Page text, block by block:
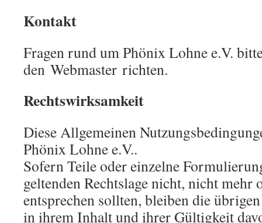
Kontakt
Fragen rund um Phönix Lohne e.V.
den Webmaster richten.
Rechtswirksamkeit
Diese Allgemeinen
Phönix Lohne e.V..
Sofern Teile oder einzelne
geltenden Rechtslage nicht, nicht
entsprechen sollten, bleiben die
in ihrem Inhalt und ihrer Gültigkeit